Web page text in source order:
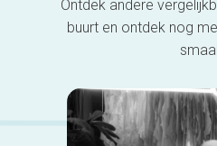
Ontdek andere
buurt en ontdek nog